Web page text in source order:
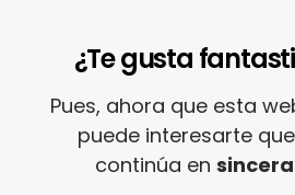
continuación y ponte a
hubiera un mañana lo que
Te quedan unos
día… Aunque, eso sí,
de las mejores películas
¿Te gusta
Pues, ahora que esta
puede interesarte
continúa en